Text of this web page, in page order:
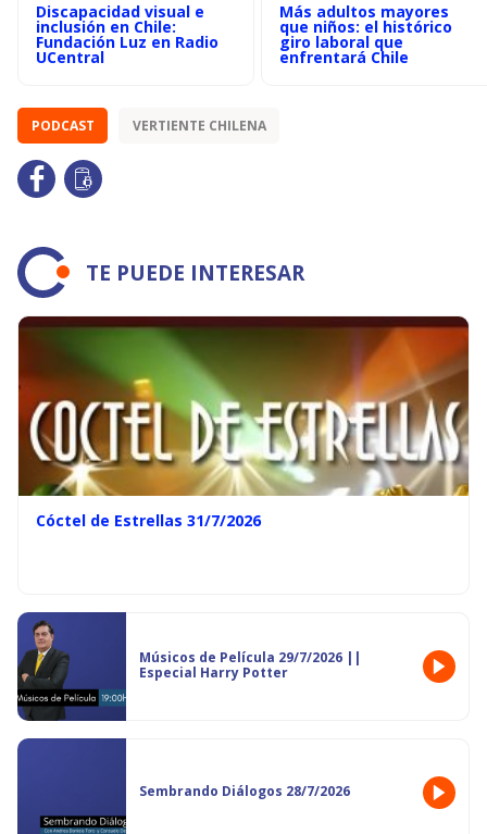
Discapacidad visual e
inclusión en Chile:
Fundación Luz en Radio
UCentral
Más adultos mayores
que niños: el histórico
giro laboral que
enfrentará Chile
PODCAST VERTIENTE CHILENA
TE PUEDE INTERESAR
Cóctel de Estrellas 31/7/2026
Músicos de Película 29/7/2026 ||
Especial Harry Potter
Sembrando Diálogos 28/7/2026